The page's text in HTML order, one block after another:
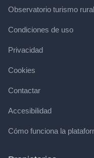
Observatorio turismo rural
Condiciones de uso
Privacidad
Cookies
Contactar
Accesibilidad
Cómo funciona la